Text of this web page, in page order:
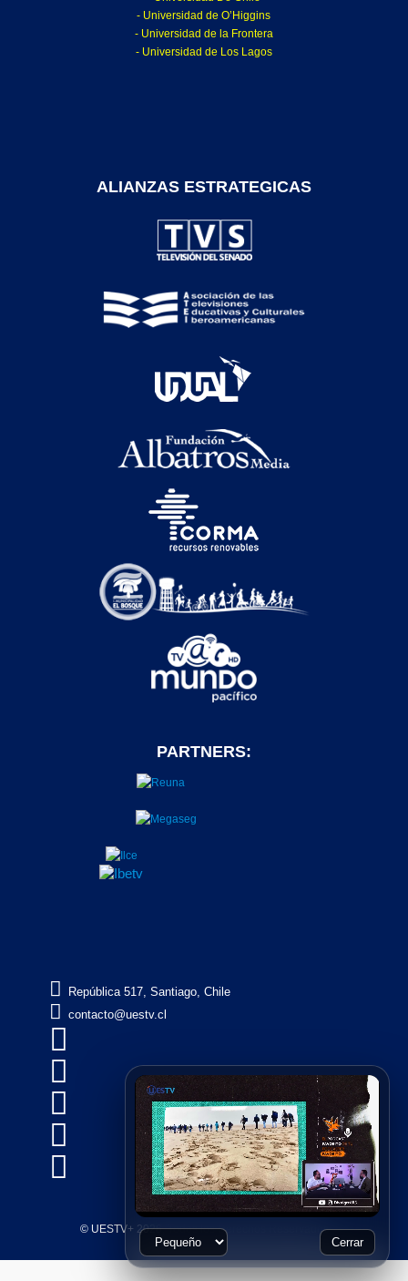
Cerrar
- Universidad de O’Higgins
- Universidad de la Frontera
- Universidad de Los Lagos
ALIANZAS ESTRATEGICAS
PARTNERS:
 República 517, Santiago, Chile
 contacto@uestv.cl





© UESTV+ 2026, Todos los Derechos Reservados